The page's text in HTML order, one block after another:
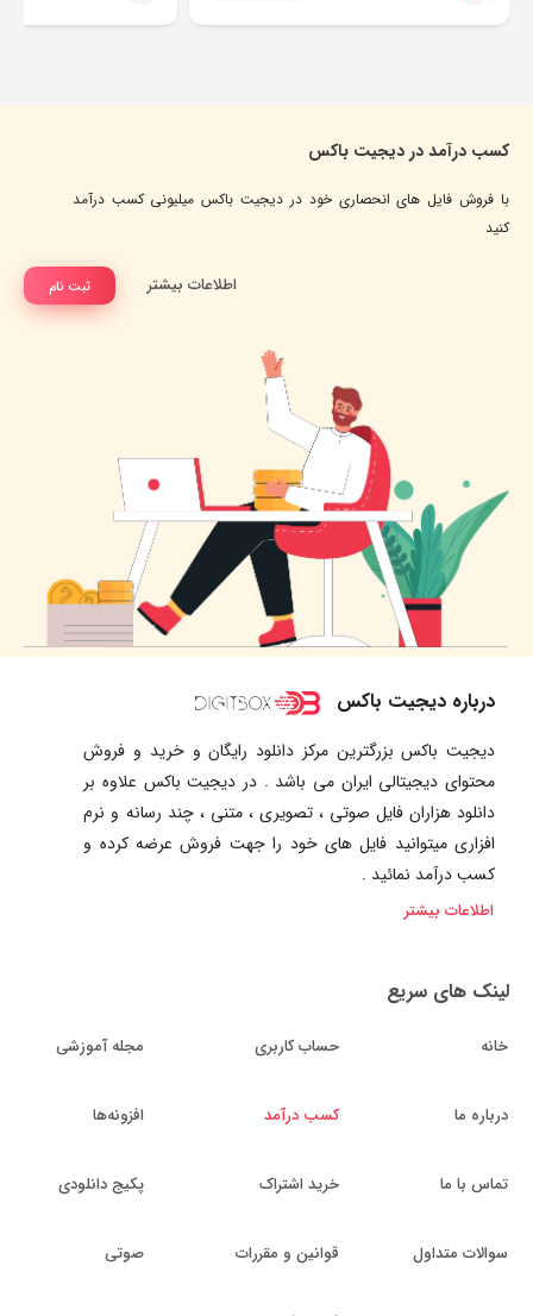
کسب درآمد در دیجیت باکس
با فروش فایل های انحصاری خود در دیجیت باکس میلیونی کسب درآمد
کنید
ثبت نام اطلاعات بیشتر
درباره دیجیت باکس
دیجیت باکس بزرگترین مرکز دانلود رایگان و خرید و فروش
محتوای دیجیتالی ایران می باشد . در دیجیت باکس علاوه بر
دانلود هزاران فایل صوتی ، تصویری ، متنی ، چند رسانه و نرم
افزاری میتوانید فایل های خود را جهت فروش عرضه کرده و
کسب درآمد نمائید .
اطلاعات بیشتر
لینک های سریع
خانه
درباره ما
تماس با ما
سوالات متداول
حساب کاربری
کسب درآمد
خرید اشتراک
قوانین و مقررات
مجله آموزشی
افزونه‌ها
پکیج دانلودی
صوتی